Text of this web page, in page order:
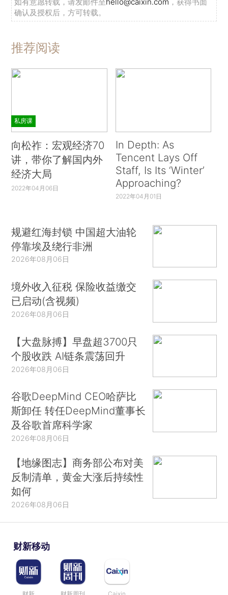
确认及授权后，方可转载。
推荐阅读
私房课
向松祚：宏观经济70
讲，带你了解国内外
经济大局
2022年04月06日
In Depth: As
Tencent Lays Off
Staff, Is Its ‘Winter’
Approaching?
2022年04月01日
规避红海封锁 中国超大油轮
停靠埃及绕行非洲
2026年08月06日
境外收入征税 保险收益缴交
已启动(含视频)
2026年08月06日
【大盘脉搏】早盘超3700只
个股收跌 AI链条震荡回升
2026年08月06日
谷歌DeepMind CEO哈萨比
斯卸任 转任DeepMind董事长
及谷歌首席科学家
2026年08月06日
【地缘图志】商务部公布对美
反制清单，黄金大涨后持续性
如何
2026年08月06日
财新移动